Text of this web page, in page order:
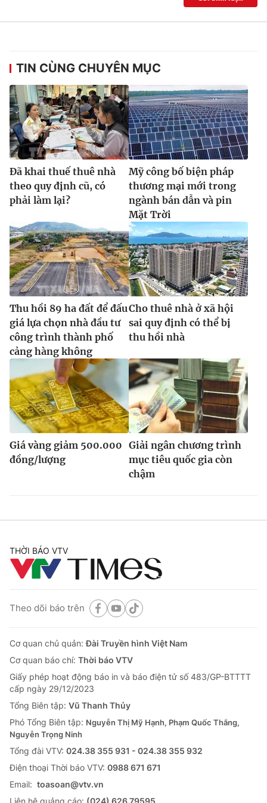
Email:toasoan@vtv.vn
® Cấm sao chép dưới mọi hình thức nếu không có sự chấp
thuận bằng văn bản. Ghi rõ nguồn VTV.vn khi phát hành lại
thông tin từ website này.
TIN CÙNG CHUYÊN MỤC
Đã khai thuế thuê nhà
theo quy định cũ, có
phải làm lại?
Mỹ công bố biện pháp
thương mại mới trong
ngành bán dẫn và pin
Mặt Trời
Thu hồi 89 ha đất để đấu
giá lựa chọn nhà đầu tư
công trình thành phố
cảng hàng không
Cho thuê nhà ở xã hội
sai quy định có thể bị
thu hồi nhà
Giá vàng giảm 500.000
đồng/lượng
Giải ngân chương trình
mục tiêu quốc gia còn
chậm
THỜI BÁO VTV
Theo dõi báo trên
Cơ quan chủ quản:Đài Truyền hình Việt Nam
Cơ quan báo chí: Thời báo VTV
Giấy phép hoạt động báo in và báo điện tử số 483/GP-BTTTT
cấp ngày 29/12/2023
Tổng Biên tập: Vũ Thanh Thủy
Phó Tổng Biên tập: Nguyễn Thị Mỹ Hạnh, Phạm Quốc Thắng,
Nguyễn Trọng Ninh
Tổng đài VTV: 024.38 355 931 - 024.38 355 932
Ðiện thoại Thời báo VTV: 0988 671 671
Email: toasoan@vtv.vn
Liên hệ quảng cáo: (024) 626 79595